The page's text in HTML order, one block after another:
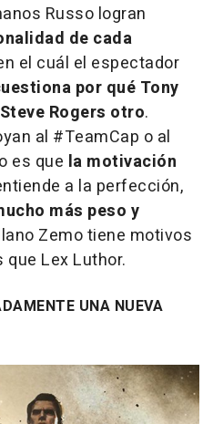
Russo logran
de cada
el cuál el espectador
por qué Tony
Rogers otro.
al #TeamCap o al
es que la motivación
a la perfección,
más peso y
Zemo tiene motivos
Lex Luthor.
UNA NUEVA